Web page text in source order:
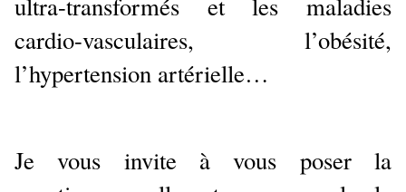
cardio-vasculaires, l’obésité,
l’hypertension artérielle…
Je vous invite à vous poser la